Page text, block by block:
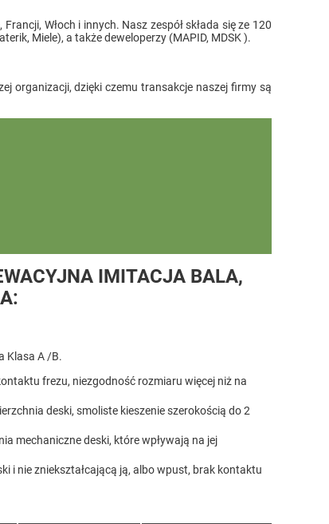
Włoch i innych. Nasz zespół składa się ze 120
Miele), a także deweloperzy (MAPID, MDSK ).
organizacji, dzięki czemu transakcje naszej firmy są
IMITACJA BALA,
Klasa A /B.
frezu, niezgodność rozmiaru więcej niż na
deski, smoliste kieszenie szerokością do 2
mechaniczne deski, które wpływają na jej
i nie zniekształcającą ją, albo wpust, brak kontaktu